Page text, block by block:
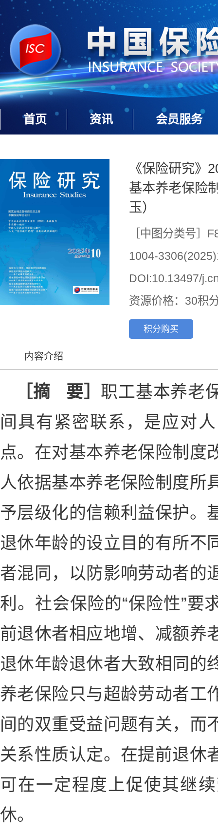
首页 资讯 会员服务
《保险研究》
基本养老保险
玉）
［中图分类号］
1004-
DOI:10.13497/
资源价格：30积
积分购买
内容介绍
［摘 要］ 职工基本养老
间具有紧密联系，是应对
点。在对基本养老保险制度
人依据基本养老保险制度所
予层级化的信赖利益保护。
退休年龄的设立目的有所不
者混同，以防影响劳动者的
利。社会保险的“保险性”要
前退休者相应地增、减额养
退休年龄退休者大致相同的
养老保险只与超龄劳动者工
间的双重受益问题有关，而
关系性质认定。在提前退休
可在一定程度上促使其继
休。